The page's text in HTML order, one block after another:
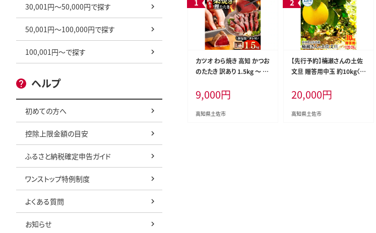
30,001円～50,000円で探す
50,001円～100,000円で探す
100,001円～で探す
ヘルプ
初めての方へ
控除上限金額の目安
ふるさと納税確定申告ガイド
ワンストップ特例制度
よくある質問
お知らせ
カツオ わら焼き 高知 かつお
のたたき 訳あり 1.5kg ～ 2.
かつお 鰹 かつおたたき 藁焼
き 訳アリ 鰹タタキ 鰹たたき
不揃い 規格外 鰹 刺身 刺し
9,000円
高知県土佐市
【先行予約】楠瀬さんの土佐
文旦 贈答用中玉 約10kg〈2
月5日発送〉期間限定 高知
土佐 文旦 ぶんたん ブンタン
柑橘 みかん 果物 10キロ 2L
20,000円
高知県土佐市